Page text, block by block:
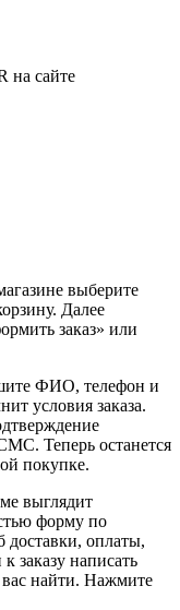
на сайте
выберите
Далее
заказ» или
ФИО, телефон и
условия заказа.
Теперь останется
покупке.
выглядит
форму по
доставки, оплаты,
заказу написать
найти. Нажмите